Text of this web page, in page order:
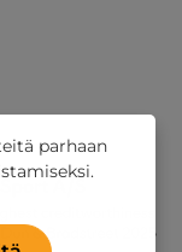
parhaan